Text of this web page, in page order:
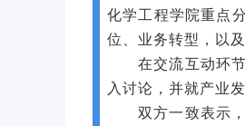
化学工程学院重点
位、业务转型，以
在交流互动环
入讨论，并就产业
双方一致表示